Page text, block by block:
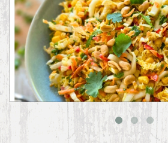
Asiatischer Chinakohl-Salat